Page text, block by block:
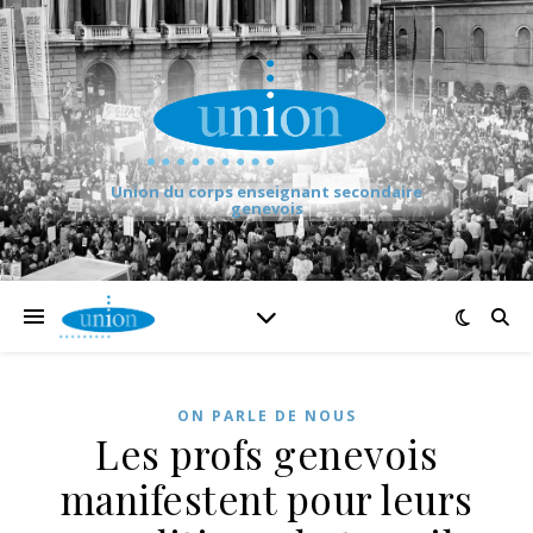
Union du corps enseignant secondaire
genevois
ON PARLE DE NOUS
Les profs genevois
manifestent pour leurs